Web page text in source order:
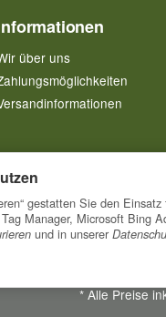
über uns
*Alle Preise
gestatten Sie den
Manager, Microsoft Bing
und in unserer